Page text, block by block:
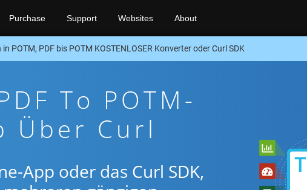
Purchase Support Websites About
POTM, PDF bis POTM KOSTENLOSER Konverter oder Curl SDK
To POTM-
Über Curl
App oder das Curl SDK,